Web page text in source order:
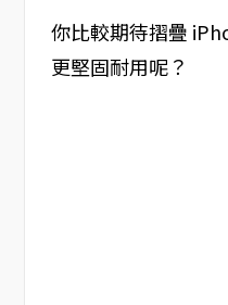
你比較期待摺疊
更堅固耐用呢？